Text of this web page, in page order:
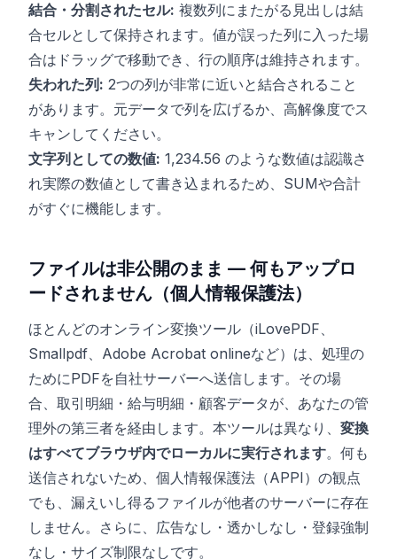
結合・分割されたセル: 複数列にまたがる見出しは結
合セルとして保持されます。値が誤った列に入った場
合はドラッグで移動でき、行の順序は維持されます。
失われた列: 2つの列が非常に近いと結合されること
があります。元データで列を広げるか、高解像度でス
キャンしてください。
文字列としての数値: 1,234.56 のような数値は認識さ
れ実際の数値として書き込まれるため、SUMや合計
がすぐに機能します。
ファイルは非公開のまま — 何もアップロ
ードされません（個人情報保護法）
ほとんどのオンライン変換ツール（iLovePDF、
Smallpdf、Adobe Acrobat onlineなど）は、処理の
ためにPDFを自社サーバーへ送信します。その場
合、取引明細・給与明細・顧客データが、あなたの管
理外の第三者を経由します。本ツールは異なり、 変換
はすべてブラウザ内でローカルに実行されます。何も
送信されないため、個人情報保護法（APPI）の観点
でも、漏えいし得るファイルが他者のサーバーに存在
しません。さらに、広告なし・透かしなし・登録強制
なし・サイズ制限なしです。